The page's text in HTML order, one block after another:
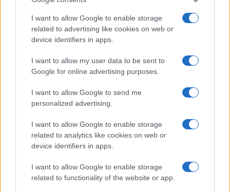
I want to allow Google to enable storage
related to advertising like cookies on web or
device identifiers in apps.
I want to allow my user data to be sent to
Google for online advertising purposes.
I want to allow Google to send me
personalized advertising.
I want to allow Google to enable storage
related to analytics like cookies on web or
device identifiers in apps.
I want to allow Google to enable storage
related to functionality of the website or app.
gyermekirodalom megteremtőjeként számon tartott ?nagy
mesemondó?, Benedek Elek (1859-1929) születésnapja. ?Ő
a népmeséből született gyermekmese igazi megteremtője
és az első színpadi mesemondónk is. Ennek
elismeréseképpen a Magyar Olvasástársaság
kezdeményezésére az ő tiszteletére ünnepeljük születése
napján a meséinket, mesemondóinkat és mesegyűjtőinket?
? írták a szervezők a rendezvény beharangozójában.
A program fővédnöke Fésűs Éva kaposvári meseíró, a város
díszpolgára, a támogatók között megtalálható a Nemzeti
Kulturális Alap, az Apáczai Kiadó, valamint Kaposvár
önkormányzata és több intézménye, a társszervező pedig a
Kaposvári Egyetem.